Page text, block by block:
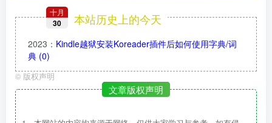
十月
30 本站历史上的今天
2023 ： Kindle越狱安装Koreader插件后如何使用字典/词
典 (0)
© 版权声明
文章版权声明